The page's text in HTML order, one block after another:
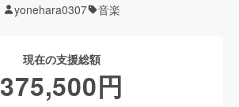
yonehara0307 音楽
現在の支援総額
375,500円